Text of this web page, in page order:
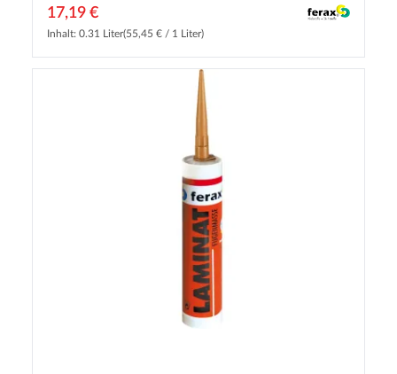
17,19 €
Inhalt: 0.31 Liter(55,45 € / 1 Liter)